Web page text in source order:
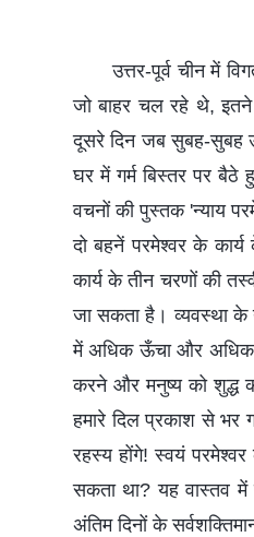
उत्तर-पूर्व चीन में
जो बाहर चल रहे थे,
दूसरे दिन जब सुबह-सुबह
घर में गर्म बिस्तर पर
वचनों की पुस्तक 'न्याय
दो बहनें परमेश्वर के
कार्य के तीन चरणों की
जा सकता है। व्यवस्था
में अधिक ऊँचा और अधिक
करने और मनुष्य को शुद्ध
हमारे दिल प्रकाश से भर
रहस्य होंगे! स्वयं
सकता था? यह वास्तव
अंतिम दिनों के